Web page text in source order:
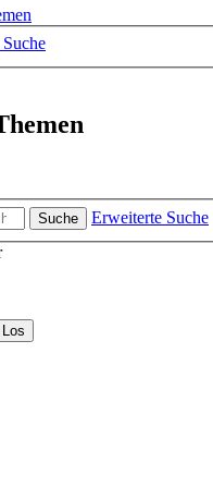
Suche
Erweiterte Suche